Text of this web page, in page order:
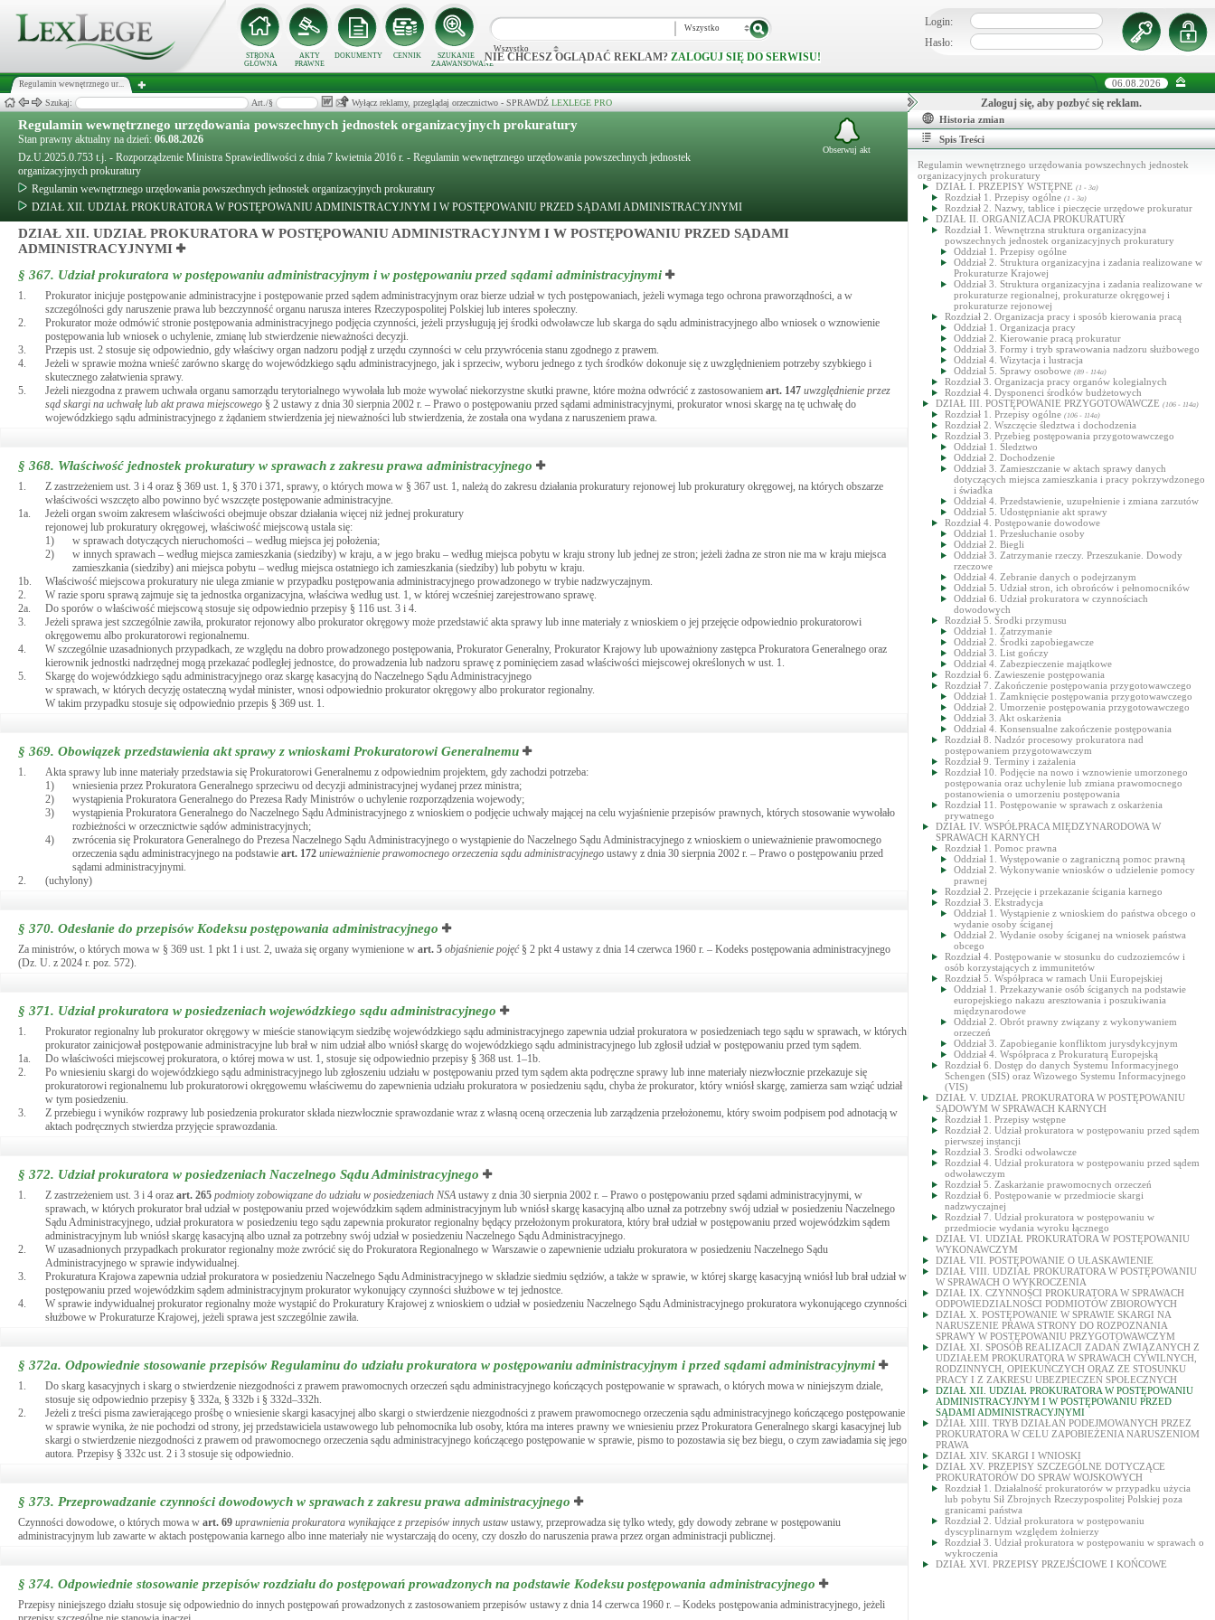
STRONA
GŁÓWNA
AKTY
PRAWNE
DOKUMENTY CENNIK
SZUKANIE
ZAAWANSOWANE
Wszystko
Wszystko
NIE CHCESZ OGLĄDAĆ REKLAM? ZALOGUJ SIĘ DO SERWISU!
Login:
Hasło:
Regulamin wewnętrznego ur... 06.08.2026
Szukaj: Art./§ Wyłącz reklamy, przeglądaj orzecznictwo - SPRAWDŹ LEXLEGE PRO
Regulamin wewnętrznego urzędowania powszechnych jednostek organizacyjnych prokuratury
Stan prawny aktualny na dzień: 06.08.2026
Dz.U.2025.0.753 t.j. - Rozporządzenie Ministra Sprawiedliwości z dnia 7 kwietnia 2016 r. - Regulamin wewnętrznego urzędowania powszechnych jednostek
organizacyjnych prokuratury
Regulamin wewnętrznego urzędowania powszechnych jednostek organizacyjnych prokuratury
DZIAŁ XII. UDZIAŁ PROKURATORA W POSTĘPOWANIU ADMINISTRACYJNYM I W POSTĘPOWANIU PRZED SĄDAMI ADMINISTRACYJNYMI
Obserwuj akt
DZIAŁ XII. UDZIAŁ PROKURATORA W POSTĘPOWANIU ADMINISTRACYJNYM I W POSTĘPOWANIU PRZED SĄDAMI
ADMINISTRACYJNYMI
§ 367. Udział prokuratora w postępowaniu administracyjnym i w postępowaniu przed sądami administracyjnymi
1.
Prokurator inicjuje postępowanie administracyjne i postępowanie przed sądem administracyjnym oraz bierze udział w tych postępowaniach, jeżeli wymaga tego ochrona praworządności, a w
szczególności gdy naruszenie prawa lub bezczynność organu narusza interes Rzeczypospolitej Polskiej lub interes społeczny.
2.
Prokurator może odmówić stronie postępowania administracyjnego podjęcia czynności, jeżeli przysługują jej środki odwoławcze lub skarga do sądu administracyjnego albo wniosek o wznowienie
postępowania lub wniosek o uchylenie, zmianę lub stwierdzenie nieważności decyzji.
3.
Przepis ust. 2 stosuje się odpowiednio, gdy właściwy organ nadzoru podjął z urzędu czynności w celu przywrócenia stanu zgodnego z prawem.
4.
Jeżeli w sprawie można wnieść zarówno skargę do wojewódzkiego sądu administracyjnego, jak i sprzeciw, wyboru jednego z tych środków dokonuje się z uwzględnieniem potrzeby szybkiego i
skutecznego załatwienia sprawy.
5.
Jeżeli niezgodna z prawem uchwała organu samorządu terytorialnego wywołała lub może wywołać niekorzystne skutki prawne, które można odwrócić z zastosowaniem art. 147 uwzględnienie przez
sąd skargi na uchwałę lub akt prawa miejscowego § 2 ustawy z dnia 30 sierpnia 2002 r. – Prawo o postępowaniu przed sądami administracyjnymi, prokurator wnosi skargę na tę uchwałę do
wojewódzkiego sądu administracyjnego z żądaniem stwierdzenia jej nieważności lub stwierdzenia, że została ona wydana z naruszeniem prawa.
§ 368. Właściwość jednostek prokuratury w sprawach z zakresu prawa administracyjnego
1.
Z zastrzeżeniem ust. 3 i 4 oraz § 369 ust. 1, § 370 i 371, sprawy, o których mowa w § 367 ust. 1, należą do zakresu działania prokuratury rejonowej lub prokuratury okręgowej, na których obszarze
właściwości wszczęto albo powinno być wszczęte postępowanie administracyjne.
1a.
Jeżeli organ swoim zakresem właściwości obejmuje obszar działania więcej niż jednej prokuratury
rejonowej lub prokuratury okręgowej, właściwość miejscową ustala się:
1)
w sprawach dotyczących nieruchomości – według miejsca jej położenia;
2)
w innych sprawach – według miejsca zamieszkania (siedziby) w kraju, a w jego braku – według miejsca pobytu w kraju strony lub jednej ze stron; jeżeli żadna ze stron nie ma w kraju miejsca
zamieszkania (siedziby) ani miejsca pobytu – według miejsca ostatniego ich zamieszkania (siedziby) lub pobytu w kraju.
1b.
Właściwość miejscowa prokuratury nie ulega zmianie w przypadku postępowania administracyjnego prowadzonego w trybie nadzwyczajnym.
2.
W razie sporu sprawą zajmuje się ta jednostka organizacyjna, właściwa według ust. 1, w której wcześniej zarejestrowano sprawę.
2a.
Do sporów o właściwość miejscową stosuje się odpowiednio przepisy § 116 ust. 3 i 4.
3.
Jeżeli sprawa jest szczególnie zawiła, prokurator rejonowy albo prokurator okręgowy może przedstawić akta sprawy lub inne materiały z wnioskiem o jej przejęcie odpowiednio prokuratorowi
okręgowemu albo prokuratorowi regionalnemu.
4.
W szczególnie uzasadnionych przypadkach, ze względu na dobro prowadzonego postępowania, Prokurator Generalny, Prokurator Krajowy lub upoważniony zastępca Prokuratora Generalnego oraz
kierownik jednostki nadrzędnej mogą przekazać podległej jednostce, do prowadzenia lub nadzoru sprawę z pominięciem zasad właściwości miejscowej określonych w ust. 1.
5.
Skargę do wojewódzkiego sądu administracyjnego oraz skargę kasacyjną do Naczelnego Sądu Administracyjnego
w sprawach, w których decyzję ostateczną wydał minister, wnosi odpowiednio prokurator okręgowy albo prokurator regionalny.
W takim przypadku stosuje się odpowiednio przepis § 369 ust. 1.
§ 369. Obowiązek przedstawienia akt sprawy z wnioskami Prokuratorowi Generalnemu
1.
Akta sprawy lub inne materiały przedstawia się Prokuratorowi Generalnemu z odpowiednim projektem, gdy zachodzi potrzeba:
1)
wniesienia przez Prokuratora Generalnego sprzeciwu od decyzji administracyjnej wydanej przez ministra;
2)
wystąpienia Prokuratora Generalnego do Prezesa Rady Ministrów o uchylenie rozporządzenia wojewody;
3)
wystąpienia Prokuratora Generalnego do Naczelnego Sądu Administracyjnego z wnioskiem o podjęcie uchwały mającej na celu wyjaśnienie przepisów prawnych, których stosowanie wywołało
rozbieżności w orzecznictwie sądów administracyjnych;
4)
zwrócenia się Prokuratora Generalnego do Prezesa Naczelnego Sądu Administracyjnego o wystąpienie do Naczelnego Sądu Administracyjnego z wnioskiem o unieważnienie prawomocnego
orzeczenia sądu administracyjnego na podstawie art. 172 unieważnienie prawomocnego orzeczenia sądu administracyjnego ustawy z dnia 30 sierpnia 2002 r. – Prawo o postępowaniu przed
sądami administracyjnymi.
2.
(uchylony)
§ 370. Odesłanie do przepisów Kodeksu postępowania administracyjnego
Za ministrów, o których mowa w § 369 ust. 1 pkt 1 i ust. 2, uważa się organy wymienione w art. 5 objaśnienie pojęć§ 2 pkt 4 ustawy z dnia 14 czerwca 1960 r. – Kodeks postępowania administracyjnego
(Dz. U. z 2024 r. poz. 572).
§ 371. Udział prokuratora w posiedzeniach wojewódzkiego sądu administracyjnego
1.
Prokurator regionalny lub prokurator okręgowy w mieście stanowiącym siedzibę wojewódzkiego sądu administracyjnego zapewnia udział prokuratora w posiedzeniach tego sądu w sprawach, w których
prokurator zainicjował postępowanie administracyjne lub brał w nim udział albo wniósł skargę do wojewódzkiego sądu administracyjnego lub zgłosił udział w postępowaniu przed tym sądem.
1a.
Do właściwości miejscowej prokuratora, o której mowa w ust. 1, stosuje się odpowiednio przepisy § 368 ust. 1–1b.
2.
Po wniesieniu skargi do wojewódzkiego sądu administracyjnego lub zgłoszeniu udziału w postępowaniu przed tym sądem akta podręczne sprawy lub inne materiały niezwłocznie przekazuje się
prokuratorowi regionalnemu lub prokuratorowi okręgowemu właściwemu do zapewnienia udziału prokuratora w posiedzeniu sądu, chyba że prokurator, który wniósł skargę, zamierza sam wziąć udział
w tym posiedzeniu.
3.
Z przebiegu i wyników rozprawy lub posiedzenia prokurator składa niezwłocznie sprawozdanie wraz z własną oceną orzeczenia lub zarządzenia przełożonemu, który swoim podpisem pod adnotacją w
aktach podręcznych stwierdza przyjęcie sprawozdania.
§ 372. Udział prokuratora w posiedzeniach Naczelnego Sądu Administracyjnego
1. Z zastrzeżeniem ust. 3 i 4 oraz art. 265 podmioty zobowiązane do udziału w posiedzeniach NSA ustawy z dnia 30 sierpnia 2002 r. – Prawo o postępowaniu przed sądami administracyjnymi, w
sprawach, w których prokurator brał udział w postępowaniu przed wojewódzkim sądem administracyjnym lub wniósł skargę kasacyjną albo uznał za potrzebny swój udział w posiedzeniu Naczelnego
Sądu Administracyjnego, udział prokuratora w posiedzeniu tego sądu zapewnia prokurator regionalny będący przełożonym prokuratora, który brał udział w postępowaniu przed wojewódzkim sądem
administracyjnym lub wniósł skargę kasacyjną albo uznał za potrzebny swój udział w posiedzeniu Naczelnego Sądu Administracyjnego.
2.
W uzasadnionych przypadkach prokurator regionalny może zwrócić się do Prokuratora Regionalnego w Warszawie o zapewnienie udziału prokuratora w posiedzeniu Naczelnego Sądu
Administracyjnego w sprawie indywidualnej.
3.
Prokuratura Krajowa zapewnia udział prokuratora w posiedzeniu Naczelnego Sądu Administracyjnego w składzie siedmiu sędziów, a także w sprawie, w której skargę kasacyjną wniósł lub brał udział w
postępowaniu przed wojewódzkim sądem administracyjnym prokurator wykonujący czynności służbowe w tej jednostce.
4.
W sprawie indywidualnej prokurator regionalny może wystąpić do Prokuratury Krajowej z wnioskiem o udział w posiedzeniu Naczelnego Sądu Administracyjnego prokuratora wykonującego czynności
służbowe w Prokuraturze Krajowej, jeżeli sprawa jest szczególnie zawiła.
§ 372a. Odpowiednie stosowanie przepisów Regulaminu do udziału prokuratora w postępowaniu administracyjnym i przed sądami administracyjnymi
1.
Do skarg kasacyjnych i skarg o stwierdzenie niezgodności z prawem prawomocnych orzeczeń sądu administracyjnego kończących postępowanie w sprawach, o których mowa w niniejszym dziale,
stosuje się odpowiednio przepisy § 332a, § 332b i § 332d–332h.
2.
Jeżeli z treści pisma zawierającego prośbę o wniesienie skargi kasacyjnej albo skargi o stwierdzenie niezgodności z prawem prawomocnego orzeczenia sądu administracyjnego kończącego postępowanie
w sprawie wynika, że nie pochodzi od strony, jej przedstawiciela ustawowego lub pełnomocnika lub osoby, która ma interes prawny we wniesieniu przez Prokuratora Generalnego skargi kasacyjnej lub
skargi o stwierdzenie niezgodności z prawem od prawomocnego orzeczenia sądu administracyjnego kończącego postępowanie w sprawie, pismo to pozostawia się bez biegu, o czym zawiadamia się jego
autora. Przepisy § 332c ust. 2 i 3 stosuje się odpowiednio.
§ 373. Przeprowadzanie czynności dowodowych w sprawach z zakresu prawa administracyjnego
Czynności dowodowe, o których mowa w art. 69 uprawnienia prokuratora wynikające z przepisów innych ustaw ustawy, przeprowadza się tylko wtedy, gdy dowody zebrane w postępowaniu
administracyjnym lub zawarte w aktach postępowania karnego albo inne materiały nie wystarczają do oceny, czy doszło do naruszenia prawa przez organ administracji publicznej.
§ 374. Odpowiednie stosowanie przepisów rozdziału do postępowań prowadzonych na podstawie Kodeksu postępowania administracyjnego
Przepisy niniejszego działu stosuje się odpowiednio do innych postępowań prowadzonych z zastosowaniem przepisów ustawy z dnia 14 czerwca 1960 r. – Kodeks postępowania administracyjnego, jeżeli
Zaloguj się, aby pozbyć się reklam.
Historia zmian
Spis Treści
Regulamin wewnętrznego urzędowania powszechnych jednostek
organizacyjnych prokuratury
DZIAŁ I. PRZEPISY WSTĘPNE (1 - 3a)
Rozdział 1. Przepisy ogólne (1 - 3a)
Rozdział 2. Nazwy, tablice i pieczęcie urzędowe prokuratur
DZIAŁ II. ORGANIZACJA PROKURATURY
Rozdział 1. Wewnętrzna struktura organizacyjna
powszechnych jednostek organizacyjnych prokuratury
Oddział 1. Przepisy ogólne
Oddział 2. Struktura organizacyjna i zadania realizowane w
Prokuraturze Krajowej
Oddział 3. Struktura organizacyjna i zadania realizowane w
prokuraturze regionalnej, prokuraturze okręgowej i
prokuraturze rejonowej
Rozdział 2. Organizacja pracy i sposób kierowania pracą
Oddział 1. Organizacja pracy
Oddział 2. Kierowanie pracą prokuratur
Oddział 3. Formy i tryb sprawowania nadzoru służbowego
Oddział 4. Wizytacja i lustracja
Oddział 5. Sprawy osobowe (89 - 114a)
Rozdział 3. Organizacja pracy organów kolegialnych
Rozdział 4. Dysponenci środków budżetowych
DZIAŁ III. POSTĘPOWANIE PRZYGOTOWAWCZE (106 - 114a)
Rozdział 1. Przepisy ogólne (106 - 114a)
Rozdział 2. Wszczęcie śledztwa i dochodzenia
Rozdział 3. Przebieg postępowania przygotowawczego
Oddział 1. Śledztwo
Oddział 2. Dochodzenie
Oddział 3. Zamieszczanie w aktach sprawy danych
dotyczących miejsca zamieszkania i pracy pokrzywdzonego
i świadka
Oddział 4. Przedstawienie, uzupełnienie i zmiana zarzutów
Oddział 5. Udostępnianie akt sprawy
Rozdział 4. Postępowanie dowodowe
Oddział 1. Przesłuchanie osoby
Oddział 2. Biegli
Oddział 3. Zatrzymanie rzeczy. Przeszukanie. Dowody
rzeczowe
Oddział 4. Zebranie danych o podejrzanym
Oddział 5. Udział stron, ich obrońców i pełnomocników
Oddział 6. Udział prokuratora w czynnościach
dowodowych
Rozdział 5. Środki przymusu
Oddział 1. Zatrzymanie
Oddział 2. Środki zapobiegawcze
Oddział 3. List gończy
Oddział 4. Zabezpieczenie majątkowe
Rozdział 6. Zawieszenie postępowania
Rozdział 7. Zakończenie postępowania przygotowawczego
Oddział 1. Zamknięcie postępowania przygotowawczego
Oddział 2. Umorzenie postępowania przygotowawczego
Oddział 3. Akt oskarżenia
Oddział 4. Konsensualne zakończenie postępowania
Rozdział 8. Nadzór procesowy prokuratora nad
postępowaniem przygotowawczym
Rozdział 9. Terminy i zażalenia
Rozdział 10. Podjęcie na nowo i wznowienie umorzonego
postępowania oraz uchylenie lub zmiana prawomocnego
postanowienia o umorzeniu postępowania
Rozdział 11. Postępowanie w sprawach z oskarżenia
prywatnego
DZIAŁ IV. WSPÓŁPRACA MIĘDZYNARODOWA W
SPRAWACH KARNYCH
Rozdział 1. Pomoc prawna
Oddział 1. Występowanie o zagraniczną pomoc prawną
Oddział 2. Wykonywanie wniosków o udzielenie pomocy
prawnej
Rozdział 2. Przejęcie i przekazanie ścigania karnego
Rozdział 3. Ekstradycja
Oddział 1. Wystąpienie z wnioskiem do państwa obcego o
wydanie osoby ściganej
Oddział 2. Wydanie osoby ściganej na wniosek państwa
obcego
Rozdział 4. Postępowanie w stosunku do cudzoziemców i
osób korzystających z immunitetów
Rozdział 5. Współpraca w ramach Unii Europejskiej
Oddział 1. Przekazywanie osób ściganych na podstawie
europejskiego nakazu aresztowania i poszukiwania
międzynarodowe
Oddział 2. Obrót prawny związany z wykonywaniem
orzeczeń
Oddział 3. Zapobieganie konfliktom jurysdykcyjnym
Oddział 4. Współpraca z Prokuraturą Europejską
Rozdział 6. Dostęp do danych Systemu Informacyjnego
Schengen (SIS) oraz Wizowego Systemu Informacyjnego
(VIS)
DZIAŁ V. UDZIAŁ PROKURATORA W POSTĘPOWANIU
SĄDOWYM W SPRAWACH KARNYCH
Rozdział 1. Przepisy wstępne
Rozdział 2. Udział prokuratora w postępowaniu przed sądem
pierwszej instancji
Rozdział 3. Środki odwoławcze
Rozdział 4. Udział prokuratora w postępowaniu przed sądem
odwoławczym
Rozdział 5. Zaskarżanie prawomocnych orzeczeń
Rozdział 6. Postępowanie w przedmiocie skargi
nadzwyczajnej
Rozdział 7. Udział prokuratora w postępowaniu w
przedmiocie wydania wyroku łącznego
DZIAŁ VI. UDZIAŁ PROKURATORA W POSTĘPOWANIU
WYKONAWCZYM
DZIAŁ VII. POSTĘPOWANIE O UŁASKAWIENIE
DZIAŁ VIII. UDZIAŁ PROKURATORA W POSTĘPOWANIU
W SPRAWACH O WYKROCZENIA
DZIAŁ IX. CZYNNOŚCI PROKURATORA W SPRAWACH
ODPOWIEDZIALNOŚCI PODMIOTÓW ZBIOROWYCH
DZIAŁ X. POSTĘPOWANIE W SPRAWIE SKARGI NA
NARUSZENIE PRAWA STRONY DO ROZPOZNANIA
SPRAWY W POSTĘPOWANIU PRZYGOTOWAWCZYM
DZIAŁ XI. SPOSÓB REALIZACJI ZADAŃ ZWIĄZANYCH Z
UDZIAŁEM PROKURATORA W SPRAWACH CYWILNYCH,
RODZINNYCH, OPIEKUŃCZYCH ORAZ ZE STOSUNKU
PRACY I Z ZAKRESU UBEZPIECZEŃ SPOŁECZNYCH
DZIAŁ XII. UDZIAŁ PROKURATORA W POSTĘPOWANIU
ADMINISTRACYJNYM I W POSTĘPOWANIU PRZED
SĄDAMI ADMINISTRACYJNYMI
DZIAŁ XIII. TRYB DZIAŁAŃ PODEJMOWANYCH PRZEZ
PROKURATORA W CELU ZAPOBIEŻENIA NARUSZENIOM
PRAWA
DZIAŁ XIV. SKARGI I WNIOSKI
DZIAŁ XV. PRZEPISY SZCZEGÓLNE DOTYCZĄCE
PROKURATORÓW DO SPRAW WOJSKOWYCH
Rozdział 1. Działalność prokuratorów w przypadku użycia
lub pobytu Sił Zbrojnych Rzeczypospolitej Polskiej poza
granicami państwa
Rozdział 2. Udział prokuratora w postępowaniu
dyscyplinarnym względem żołnierzy
Rozdział 3. Udział prokuratora w postępowaniu w sprawach o
wykroczenia
DZIAŁ XVI. PRZEPISY PRZEJŚCIOWE I KOŃCOWE